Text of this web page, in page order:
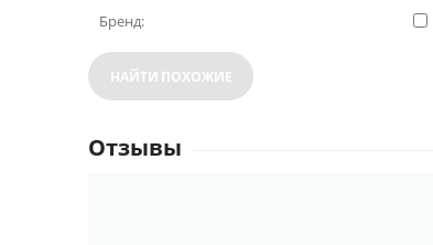
Бренд:
НАЙТИ ПОХОЖИЕ
Отзывы